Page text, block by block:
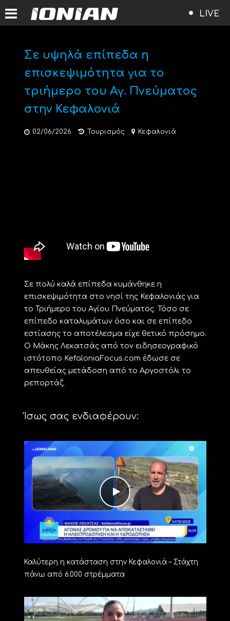
LIVE
Σε υψηλά επίπεδα η
επισκεψιμότητα για το
τριήμερο του Αγ. Πνεύματος
στην Κεφαλονιά
02/06/2026 Τουρισμός Κεφαλονιά
Σε πολύ καλά επίπεδα κυμάνθηκε η
επισκεψιμότητα στο νησί της Κεφαλονιάς για
το Τριήμερο του Αγίου Πνεύματος. Τόσο σε
επίπεδο καταλυμάτων όσο και σε επίπεδο
εστίασης το αποτέλεσμα είχε θετικό πρόσημο.
Ο Μάκης Λεκατσάς από τον ειδησεογραφικό
ιστότοπο KefaloniaFocus.com έδωσε σε
απευθείας μετάδοση από το Αργοστόλι το
ρεπορτάζ.
Ίσως σας ενδιαφέρουν:
Καλύτερη η κατάσταση στην Κεφαλονιά – Στάχτη
πάνω από 6.000 στρέμματα